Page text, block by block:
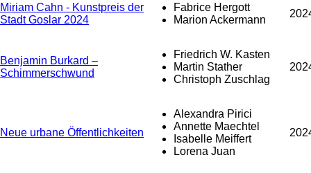
Miriam Cahn - Kunstpreis der
Stadt Goslar 2024
Fabrice Hergott
Marion Ackermann
Benjamin Burkard –
Schimmerschwund
Friedrich W. Kasten
Martin Stather
Christoph Zuschlag
Neue urbane Öffentlichkeiten
Alexandra Pirici
Annette Maechtel
Isabelle Meiffert
Lorena Juan